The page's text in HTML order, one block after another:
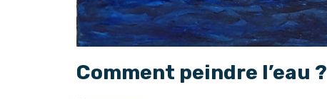
Comment peindre l’eau ?